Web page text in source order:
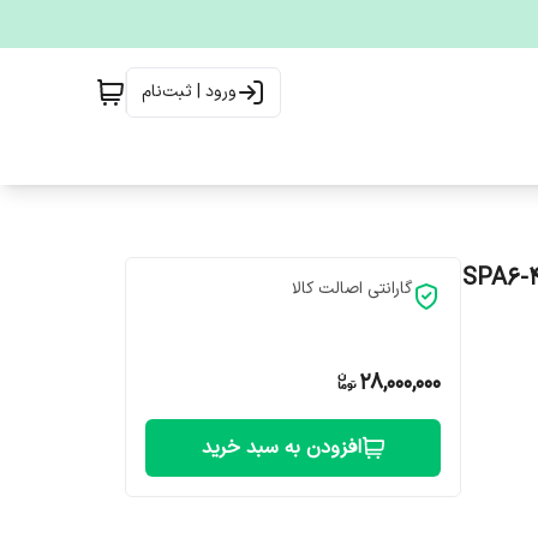
ورود | ثبت‌نام
گارانتی اصالت کالا
28,000,000
افزودن به سبد خرید